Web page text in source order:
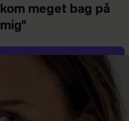
kom meget bag på
mig"